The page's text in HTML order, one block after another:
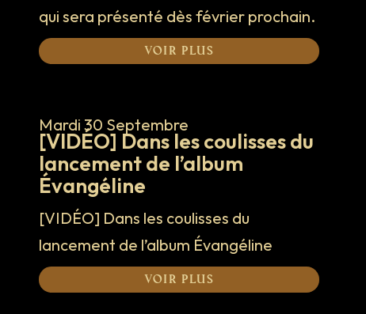
qui sera présenté dès février prochain.
Voir plus
Mardi 30 Septembre
[VIDÉO] Dans les coulisses du
lancement de l’album
Évangéline
[VIDÉO] Dans les coulisses du
lancement de l’album Évangéline
Voir plus